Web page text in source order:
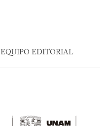
EQUIPO EDITORIAL